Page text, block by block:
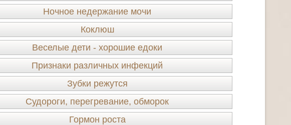
Ночное недержание мочи
Коклюш
Веселые дети - хорошие едоки
Признаки различных инфекций
Зубки режутся
Судороги, перегревание, обморок
Гормон роста